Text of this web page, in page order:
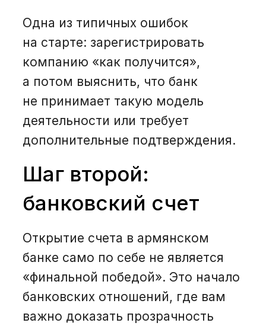
Одна из типичных ошибок
на старте: зарегистрировать
компанию «как получится»,
а потом выяснить, что банк
не принимает такую модель
деятельности или требует
дополнительные подтверждения.
Шаг второй:
банковский счет
Открытие счета в армянском
банке само по себе не является
«финальной победой». Это начало
банковских отношений, где вам
важно доказать прозрачность